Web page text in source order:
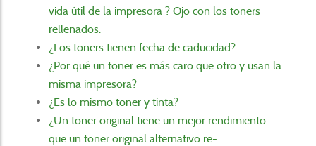
vida útil de la impresora ? Ojo con los toners
rellenados.
¿Los toners tienen fecha de caducidad?
¿Por qué un toner es más caro que otro y usan la
misma impresora?
¿Es lo mismo toner y tinta?
¿Un toner original tiene un mejor rendimiento
que un toner original alternativo re-